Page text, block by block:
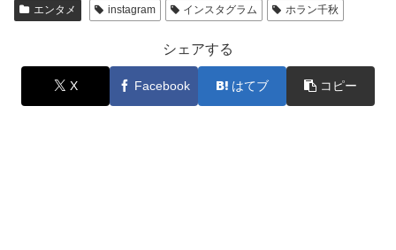
エンタメ instagram インスタグラム ホラン千秋
シェアする
X Facebook はてブ コピー